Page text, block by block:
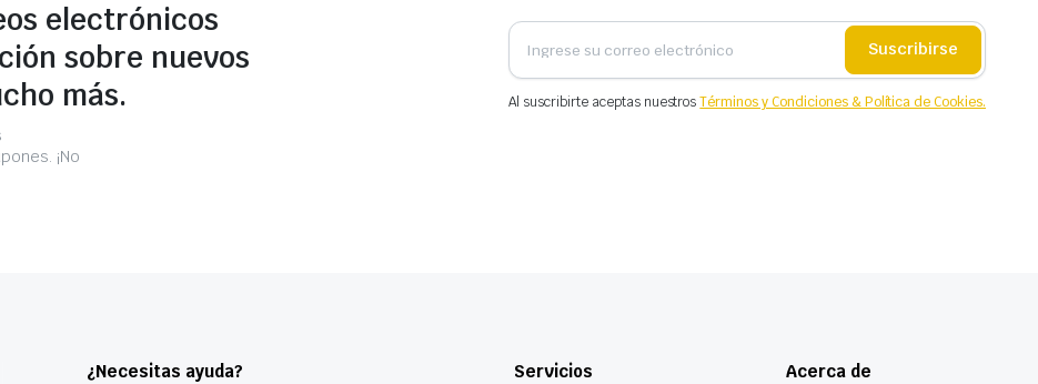
electrónicos
sobre nuevos
más.
¡No
Suscribirse
Al suscribirte aceptas nuestrosTérminos y Condiciones & Política de Cookies.
¿Necesitas ayuda? Servicios Acerca de